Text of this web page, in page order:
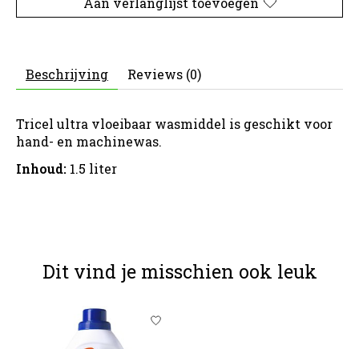
Beschrijving Reviews (0)
Tricel ultra vloeibaar wasmiddel is geschikt voor
hand- en machinewas.
Inhoud: 1.5 liter
Dit vind je misschien ook leuk
Items van productcarrousel